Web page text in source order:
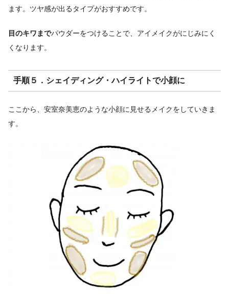
ます。ツヤ感が出るタイプがおすすめです。
目のキワまでパウダーをつけることで、アイメイクがにじみにく
くなります。
手順５．シェイディング・ハイライトで小顔に
ここから、安室奈美恵のような小顔に見せるメイクをしていきま
す。